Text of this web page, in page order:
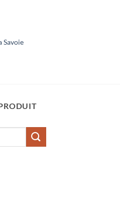
Savoie